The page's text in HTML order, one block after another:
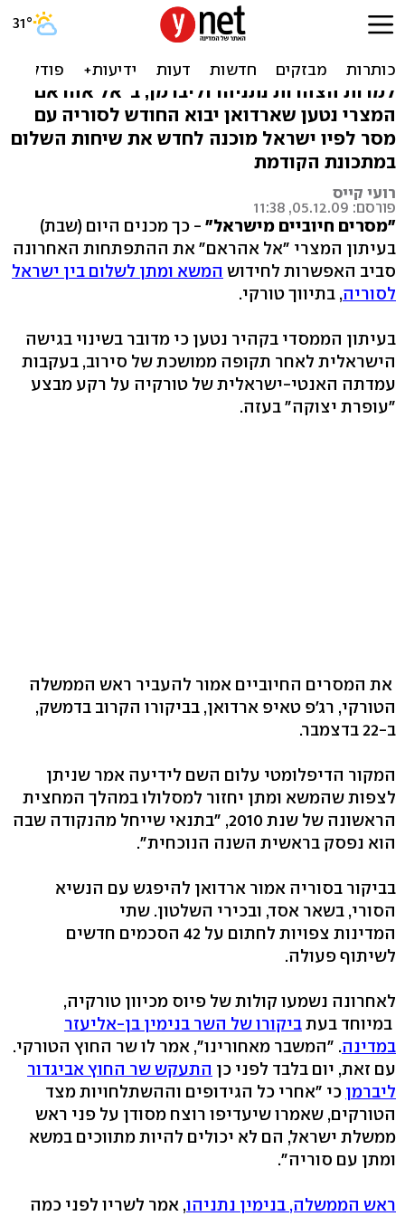
"מסר ישראלי: מוכנים לתיווך
טורקי עם סוריה"
למרות הצהרות נתניהו וליברמן, ב"אל אהראם"
המצרי נטען שארדואן יבוא החודש לסוריה עם
מסר לפיו ישראל מוכנה לחדש את שיחות השלום
במתכונת הקודמת
רועי קייס
פורסם: 05.12.09, 11:38
"מסרים חיוביים מישראל" - כך מכנים היום (שבת)
בעיתון המצרי "אל אהראם" את ההתפתחות האחרונה
סביב האפשרות לחידוש המשא ומתן לשלום בין ישראל
לסוריה, בתיווך טורקי.
בעיתון הממסדי בקהיר נטען כי מדובר בשינוי בגישה
הישראלית לאחר תקופה ממושכת של סירוב, בעקבות
עמדתה האנטי-ישראלית של טורקיה על רקע מבצע
"עופרת יצוקה" בעזה.
את המסרים החיוביים אמור להעביר ראש הממשלה
הטורקי, רג'פ טאיפ ארדואן, בביקורו הקרוב בדמשק,
ב-22 בדצמבר.
המקור הדיפלומטי עלום השם לידיעה אמר שניתן
לצפות שהמשא ומתן יחזור למסלולו במהלך המחצית
הראשונה של שנת 2010, "בתנאי שייחל מהנקודה שבה
הוא נפסק בראשית השנה הנוכחית".
בביקור בסוריה אמור ארדואן להיפגש עם הנשיא
הסורי, בשאר אסד, ובכירי השלטון. שתי
המדינות צפויות לחתום על 42 הסכמים חדשים
לשיתוף פעולה.
לאחרונה נשמעו קולות של פיוס מכיוון טורקיה,
במיוחד בעתביקורו של השר בנימין בן-אליעזר
במדינה. "המשבר מאחורינו", אמר לו שר החוץ הטורקי.
עם זאת, יום בלבד לפני כן התעקש שר החוץ אביגדור
ליברמן כי "אחרי כל הגידופים וההשתלחויות מצד
הטורקים, שאמרו שיעדיפו רוצח מסודן על פני ראש
ממשלת ישראל, הם לא יכולים להיות מתווכים במשא
ומתן עם סוריה".
ראש הממשלה, בנימין נתניהו, אמר לשריו לפני כמה